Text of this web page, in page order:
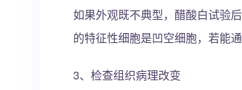
如果外观既不典型，醋酸白试验
的特征性细胞是凹空细胞，若能
3、检查组织病理改变